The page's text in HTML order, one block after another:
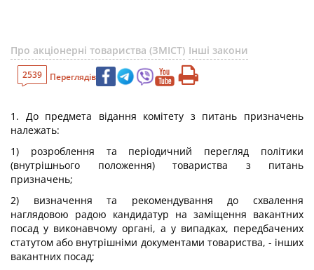
Про акціонерні товариства (ЗМІСТ) Інші закони
2539 Переглядів
1. До предмета відання комітету з питань призначень
належать:
1) розроблення та періодичний перегляд політики
(внутрішнього положення) товариства з питань
призначень;
2) визначення та рекомендування до схвалення
наглядовою радою кандидатур на заміщення вакантних
посад у виконавчому органі, а у випадках, передбачених
статутом або внутрішніми документами товариства, - інших
вакантних посад;